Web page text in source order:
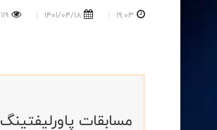
19:03
1401/04/18